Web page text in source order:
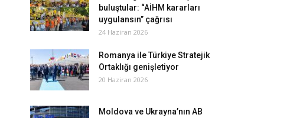
buluştular: “AİHM kararları
uygulansın” çağrısı
24 Haziran 2026
Romanya ile Türkiye Stratejik
Ortaklığı genişletiyor
20 Haziran 2026
Moldova ve Ukrayna’nın AB